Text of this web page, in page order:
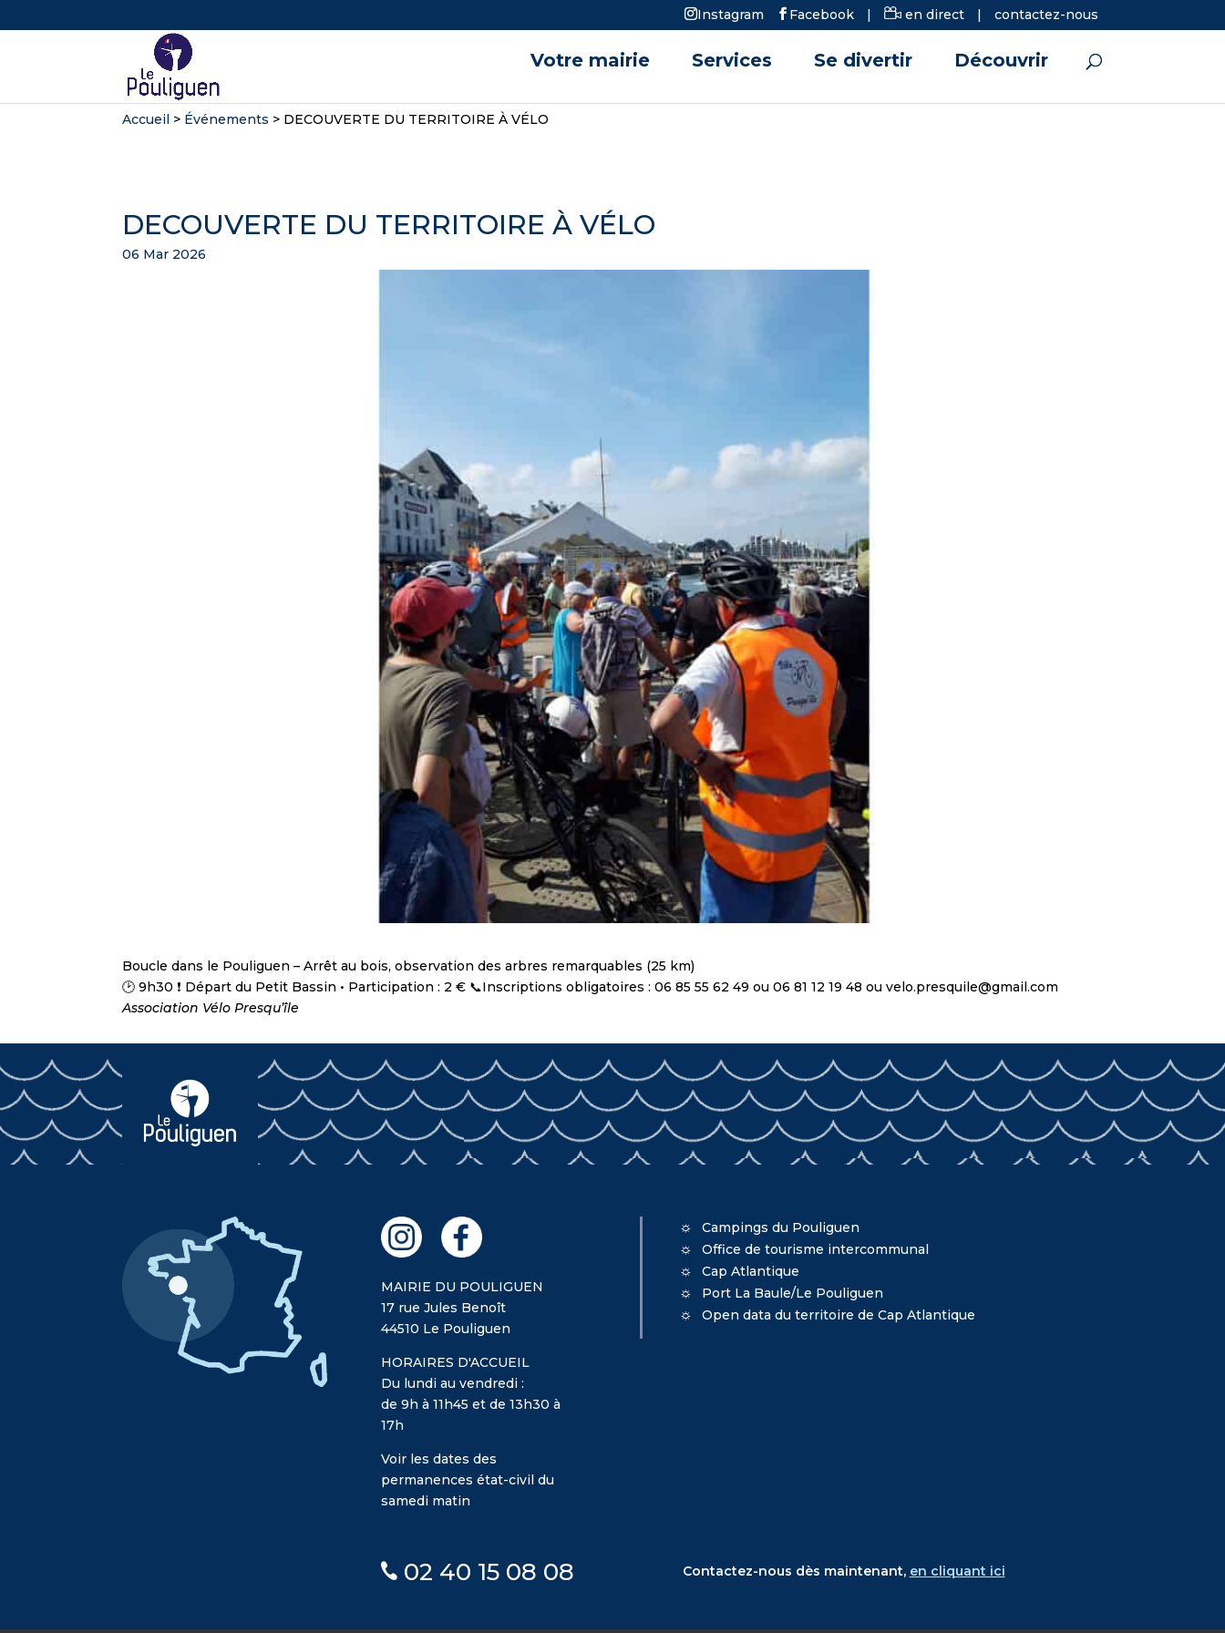
Instagram Facebook | en direct | contactez-nous
Votre mairie Services Se divertir Découvrir
Accueil > Événements > DECOUVERTE DU TERRITOIRE À VÉLO
DECOUVERTE DU TERRITOIRE À VÉLO
06 Mar 2026
Boucle dans le Pouliguen – Arrêt au bois, observation des arbres remarquables (25 km)
🕑 9h30 ❗ Départ du Petit Bassin • Participation : 2 € 📞Inscriptions obligatoires : 06 85 55 62 49 ou 06 81 12 19 48 ou velo.presquile@gmail.com
Association Vélo Presqu’île
MAIRIE DU POULIGUEN
17 rue Jules Benoît
44510 Le Pouliguen
HORAIRES D'ACCUEIL
Du lundi au vendredi :
de 9h à 11h45 et de 13h30 à
17h
Voir les dates des
permanences état-civil du
samedi matin
Campings du Pouliguen
Office de tourisme intercommunal
Cap Atlantique
Port La Baule/Le Pouliguen
Open data du territoire de Cap Atlantique
02 40 15 08 08 Contactez-nous dès maintenant, en cliquant ici